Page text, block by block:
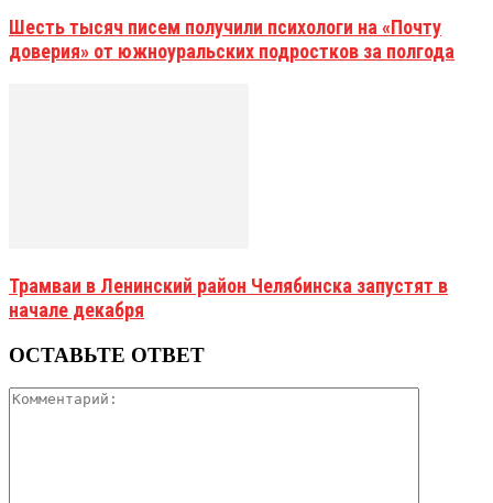
Шесть тысяч писем получили психологи на «Почту
доверия» от южноуральских подростков за полгода
Трамваи в Ленинский район Челябинска запустят в
начале декабря
ОСТАВЬТЕ ОТВЕТ